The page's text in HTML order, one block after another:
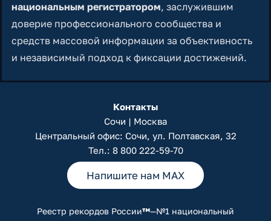
национальным регистратором, заслужившим
доверие профессионального сообщества и
средств массовой информации за объективность
и независимый подход к фиксации достижений.
Контакты
Сочи | Москва
Центральный офис: Сочи, ул. Полтавская, 32
Тел.: 8 800 222-59-70
Напишите нам MAX
Реестр рекордов России™—№1 национальный